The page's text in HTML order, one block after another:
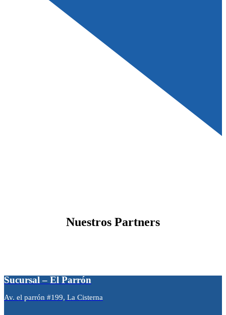
Nuestros Partners
Sucursal – El Parrón
Av. el parrón #199, La Cisterna